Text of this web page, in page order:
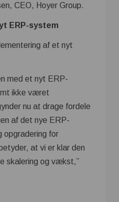
CEO, Hoyer Group.
ERP-system
af et nyt
med et nyt ERP-
ikke været
nu at drage fordele
af det nye ERP-
opgradering for
at vi er klar den
skalering og vækst,”